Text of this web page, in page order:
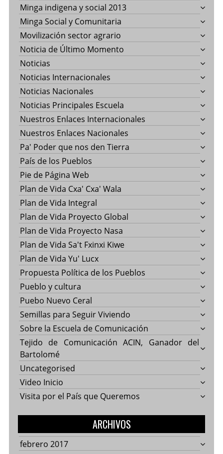
Minga indigena y social 2013
Minga Social y Comunitaria
Movilización sector agrario
Noticia de Último Momento
Noticias
Noticias Internacionales
Noticias Nacionales
Noticias Principales Escuela
Nuestros Enlaces Internacionales
Nuestros Enlaces Nacionales
Pa' Poder que nos den Tierra
País de los Pueblos
Pie de Página Web
Plan de Vida Cxa' Cxa' Wala
Plan de Vida Integral
Plan de Vida Proyecto Global
Plan de Vida Proyecto Nasa
Plan de Vida Sa't Fxinxi Kiwe
Plan de Vida Yu' Lucx
Propuesta Política de los Pueblos
Pueblo y cultura
Puebo Nuevo Ceral
Semillas para Seguir Viviendo
Sobre la Escuela de Comunicación
Tejido de Comunicación ACIN, Ganador del
Bartolomé
Uncategorised
Video Inicio
Visita por el País que Queremos
ARCHIVOS
febrero 2017